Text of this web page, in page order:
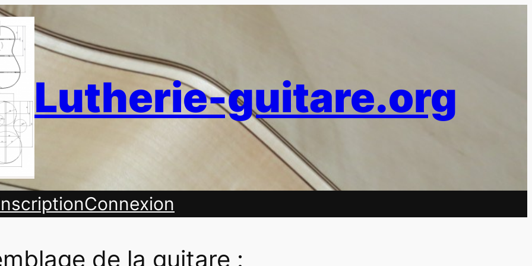
Lutherie-guitare.org
Connexion
de la guitare :